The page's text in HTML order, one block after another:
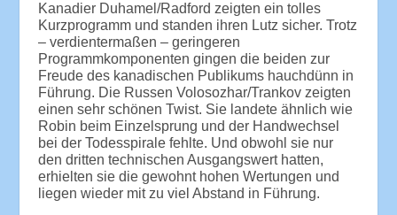
Kanadier Duhamel/Radford zeigten ein tolles
Kurzprogramm und standen ihren Lutz sicher. Trotz
– verdientermaßen – geringeren
Programmkomponenten gingen die beiden zur
Freude des kanadischen Publikums hauchdünn in
Führung. Die Russen Volosozhar/Trankov zeigten
einen sehr schönen Twist. Sie landete ähnlich wie
Robin beim Einzelsprung und der Handwechsel
bei der Todesspirale fehlte. Und obwohl sie nur
den dritten technischen Ausgangswert hatten,
erhielten sie die gewohnt hohen Wertungen und
liegen wieder mit zu viel Abstand in Führung.